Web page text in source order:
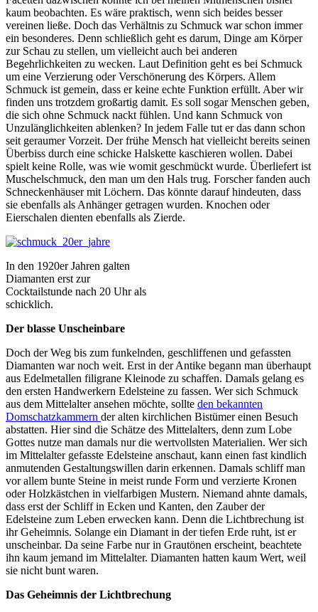
kaum beobachten. Es wäre praktisch, wenn sich beides besser
vereinen ließe. Doch das Verhältnis zu Schmuck war schon immer
ein besonderes. Denn schließlich geht es darum, Dinge am Körper
zur Schau zu stellen, um vielleicht auch bei anderen
Begehrlichkeiten zu wecken. Laut Definition geht es bei Schmuck
um eine Verzierung oder Verschönerung des Körpers. Allem
Schmuck ist gemein, dass er keine echte Funktion erfüllt. Aber wir
finden uns trotzdem großartig damit. Es soll sogar Menschen geben,
die sich ohne Schmuck nackt fühlen. Und kann Schmuck von
Unzulänglichkeiten ablenken? In jedem Falle tut er das dann schon
seit geraumer Vorzeit. Der frühe Mensch hat vielleicht bereits seinen
Überbiss durch eine schicke Halskette kaschieren wollen. Dabei
spielt keine Rolle, was wie womit geschmückt wurde. Überliefert ist
Muschelschmuck, den man um den Hals trug. Forscher fanden auch
Schneckenhäuser mit Löchern. Das könnte darauf hindeuten, dass
sie ebenfalls als Anhänger getragen wurden. Knochen oder
Eierschalen dienten ebenfalls als Zierde.
In den 1920er Jahren galten
Diamanten erst zur
Cocktailstunde nach 20 Uhr als
schicklich.
Der blasse Unscheinbare
Doch der Weg bis zum funkelnden, geschliffenen und gefassten
Diamanten war noch weit. Erst in der Antike begann man überhaupt
aus Edelmetallen filigrane Kleinode zu schaffen. Damals gelang es
den ersten Handwerkern Edelsteine zu fassen. Wer sich Schmuck
aus dem Mittelalter ansehen möchte, sollte den bekannten
Domschatzkammern der alten kirchlichen Bistümer einen Besuch
abstatten. Hier sind die Schätze des Mittelalters, denn zum Lobe
Gottes nutze man damals nur die wertvollsten Materialien. Wer sich
im Mittelalter gefasste Edelsteine anschaut, kann einen fast kindlich
anmutenden Gestaltungswillen darin erkennen. Damals schliff man
vor allem bunte Steine in meist runde Form und verzierte Kronen
oder Holzkästchen in vielfarbigen Mustern. Niemand ahnte damals,
dass erst der Schliff in Ecken und Kanten, den Zauber der
Edelsteine zum Leben erwecken kann. Denn die Lichtbrechung ist
ihr Geheimnis. Solange ein Diamant in der tiefen Erde ruht, ist er
unscheinbar. Da seine Farbe nur in Grautönen erscheint, beachtete
ihn kaum jemand im Mittelalter. Diamanten hatten kaum Wert, weil
sie nicht bunt waren.
Das Geheimnis der Lichtbrechung